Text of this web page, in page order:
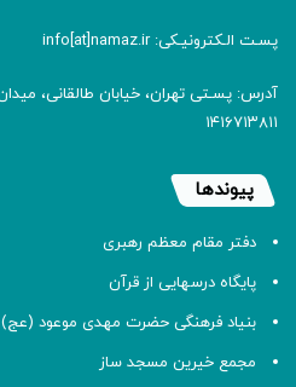
پسـت الـکترونیـکی: info[at]namaz.ir
۱۴۱۶۷۱۳۸۱۱
پیوندها
دفتر مقام معظم رهبری
پایگاه درسهایی از قرآن
بنیاد فرهنگی حضرت مهدی موعود (عج)
مجمع خیرین مسجد ساز